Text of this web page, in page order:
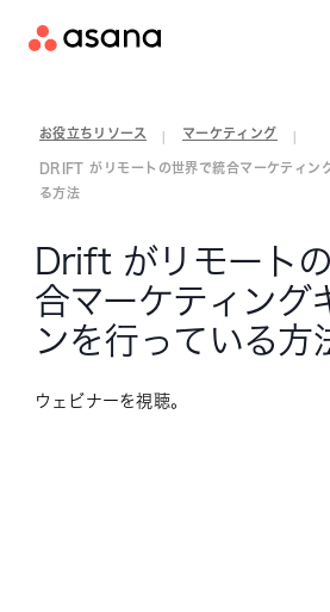
セールスチームに問い
お役立ちリソース マーケティング
DRIFT がリモートの世界で統合マーケティン
る方法
Drift がリモート
合マーケティング
ンを行っている方
ウェビナーを視聴。